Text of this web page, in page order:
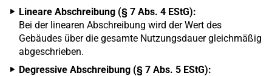
Lineare Abschreibung (§ 7 Abs. 4 EStG):
Bei der linearen Abschreibung wird der Wert des
Gebäudes über die gesamte Nutzungsdauer gleichmäßig
abgeschrieben.
Degressive Abschreibung (§ 7 Abs. 5 EStG):